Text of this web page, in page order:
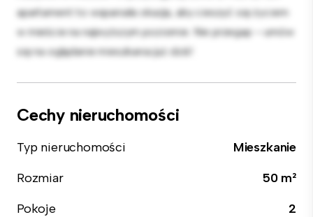
apartament to wspaniała okazja, aby cieszyć się życiem
w mieście na najwyższym poziomie. Nie przegap – umów
się na oglądanie mieszkania już dziś!
Cechy nieruchomości
Typ nieruchomości
Mieszkanie
Rozmiar
50 m²
Pokoje
2